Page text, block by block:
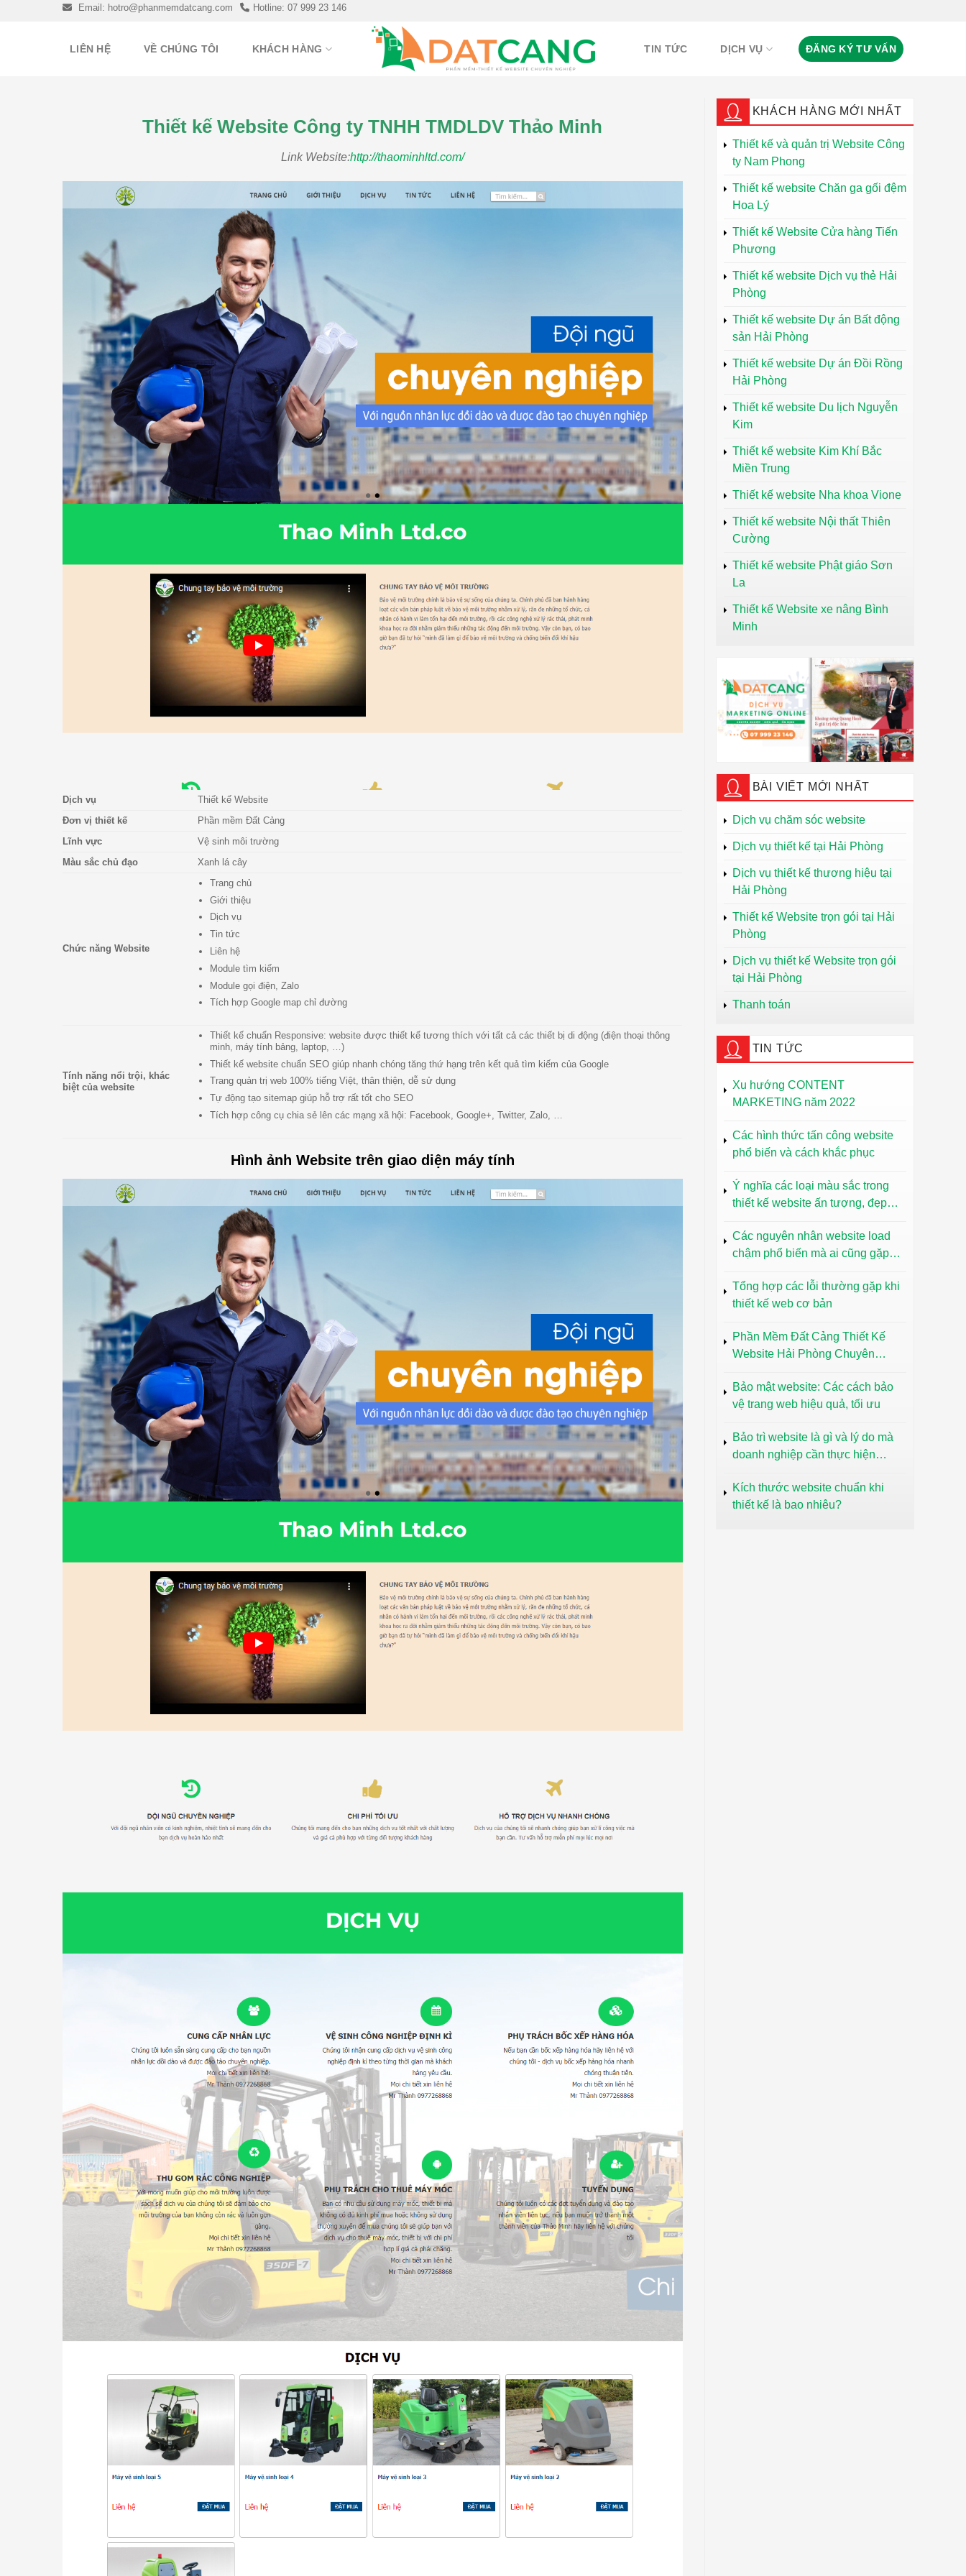
Email: hotro@phanmemdatcang.com Hotline: 07 999 23 146
LIÊN HỆ VỀ CHÚNG TÔI KHÁCH HÀNG TIN TỨC DỊCH VỤ ĐĂNG KÝ TƯ VẤN
Thiết kế Website Công ty TNHH TMDLDV Thảo Minh
Link Website:http://thaominhltd.com/
Dịch vụ
Thiết kế Website
Đơn vị thiết kế
Phần mềm Đất Cảng
Lĩnh vực
Vệ sinh môi trường
Màu sắc chủ đạo
Xanh lá cây
Chức năng Website
Trang chủ
Giới thiệu
Dịch vụ
Tin tức
Liên hệ
Module tìm kiếm
Module gọi điện, Zalo
Tích hợp Google map chỉ đường
Tính năng nổi trội, khác
biệt của website
Thiết kế chuẩn Responsive: website được thiết kế tương thích với tất cả các thiết bị di động (điện thoại thông
minh, máy tính bảng, laptop, …)
Thiết kế website chuẩn SEO giúp nhanh chóng tăng thứ hạng trên kết quả tìm kiếm của Google
Trang quản trị web 100% tiếng Việt, thân thiện, dễ sử dụng
Tự động tạo sitemap giúp hỗ trợ rất tốt cho SEO
Tích hợp công cụ chia sẻ lên các mạng xã hội: Facebook, Google+, Twitter, Zalo, …
Hình ảnh Website trên giao diện máy tính
KHÁCH HÀNG MỚI NHẤT
Thiết kế và quản trị Website Công
ty Nam Phong
Thiết kế website Chăn ga gối đệm
Hoa Lý
Thiết kế Website Cửa hàng Tiến
Phương
Thiết kế website Dịch vụ thẻ Hải
Phòng
Thiết kế website Dự án Bất động
sản Hải Phòng
Thiết kế website Dự án Đồi Rồng
Hải Phòng
Thiết kế website Du lịch Nguyễn
Kim
Thiết kế website Kim Khí Bắc
Miền Trung
Thiết kế website Nha khoa Vione
Thiết kế website Nội thất Thiên
Cường
Thiết kế website Phật giáo Sơn
La
Thiết kế Website xe nâng Bình
Minh
BÀI VIẾT MỚI NHẤT
Dịch vụ chăm sóc website
Dịch vụ thiết kế tại Hải Phòng
Dịch vụ thiết kế thương hiệu tại
Hải Phòng
Thiết kế Website trọn gói tại Hải
Phòng
Dịch vụ thiết kế Website trọn gói
tại Hải Phòng
Thanh toán
TIN TỨC
Xu hướng CONTENT
MARKETING năm 2022
Các hình thức tấn công website
phổ biến và cách khắc phục
Ý nghĩa các loại màu sắc trong
thiết kế website ấn tượng, đẹp
Các nguyên nhân website load
chậm phổ biến mà ai cũng gặp
Tổng hợp các lỗi thường gặp khi
thiết kế web cơ bản
Phần Mềm Đất Cảng Thiết Kế
Website Hải Phòng Chuyên
Bảo mật website: Các cách bảo
vệ trang web hiệu quả, tối ưu
Bảo trì website là gì và lý do mà
doanh nghiệp cần thực hiện
Kích thước website chuẩn khi
thiết kế là bao nhiêu?